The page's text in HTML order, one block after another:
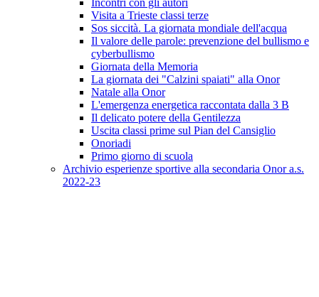
Incontri con gli autori
Visita a Trieste classi terze
Sos siccità. La giornata mondiale dell'acqua
Il valore delle parole: prevenzione del bullismo e
cyberbullismo
Giornata della Memoria
La giornata dei "Calzini spaiati" alla Onor
Natale alla Onor
L'emergenza energetica raccontata dalla 3 B
Il delicato potere della Gentilezza
Uscita classi prime sul Pian del Cansiglio
Onoriadi
Primo giorno di scuola
Archivio esperienze sportive alla secondaria Onor a.s.
2022-23